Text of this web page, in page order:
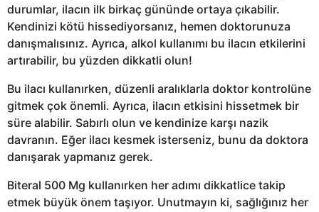
durumlar, ilacın ilk birkaç gününde ortaya çıkabilir.
Kendinizi kötü hissediyorsanız, hemen doktorunuza
danışmalısınız. Ayrıca, alkol kullanımı bu ilacın etkilerini
artırabilir, bu yüzden dikkatli olun!
Bu ilacı kullanırken, düzenli aralıklarla doktor kontrolüne
gitmek çok önemli. Ayrıca, ilacın etkisini hissetmek bir
süre alabilir. Sabırlı olun ve kendinize karşı nazik
davranın. Eğer ilacı kesmek isterseniz, bunu da doktora
danışarak yapmanız gerek.
Biteral 500 Mg kullanırken her adımı dikkatlice takip
etmek büyük önem taşıyor. Unutmayın ki, sağlığınız her